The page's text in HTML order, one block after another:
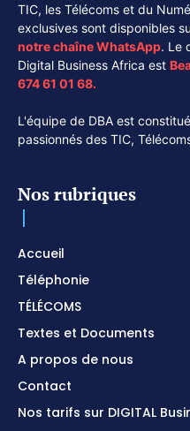
TIC, les Télécoms et du
exclusives sont disponibles
notre chaîneWhatsApp. Le
Digital Business Africa est
674 61 01 68.
L'équipe de DBA est
passionnés des TIC,
Nos rubriques
Accueil
Téléphonie
TÉLÉCOMS
Textes et Documents
A propos de nous
Contact
Nos tarifs sur DIGITAL